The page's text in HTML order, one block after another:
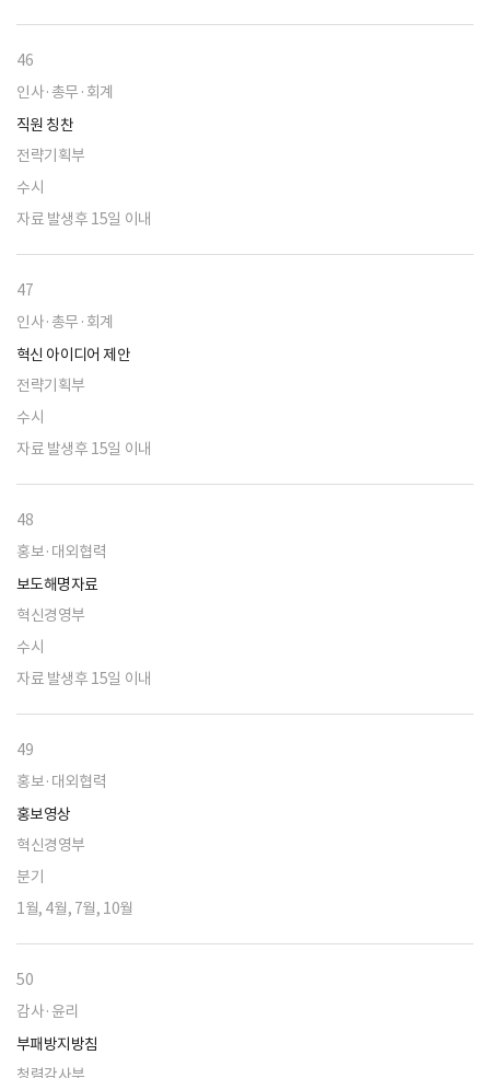
46
인사·총무·회계
직원 칭찬
전략기획부
수시
자료 발생후 15일 이내
47
인사·총무·회계
혁신 아이디어 제안
전략기획부
수시
자료 발생후 15일 이내
48
홍보·대외협력
보도해명자료
혁신경영부
수시
자료 발생후 15일 이내
49
홍보·대외협력
홍보영상
혁신경영부
분기
1월, 4월, 7월, 10월
50
감사·윤리
부패방지방침